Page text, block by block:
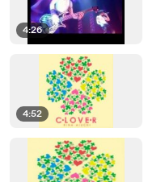
4:26
4:52